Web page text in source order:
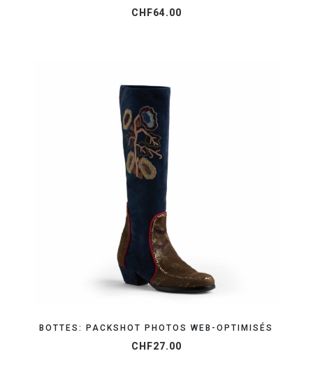
CHF64.00
ORGANISEZ VOTRE SHOOTING
BOTTES: PACKSHOT PHOTOS WEB-OPTIMISÉS
CHF27.00